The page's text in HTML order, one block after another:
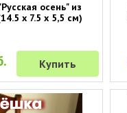
осень" из
х 7.5 х 5,5 см)
Купить